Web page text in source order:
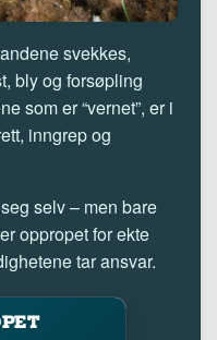
svekkes,
bly og forsøpling
som er “vernet”, er i
inngrep og
selv – men bare
oppropet for ekte
tar ansvar.